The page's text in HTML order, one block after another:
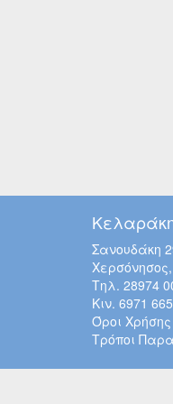
Σανουδάκη
Τηλ. 28974
Κιν. 6971
Όροι Χρήσης
Τρόποι